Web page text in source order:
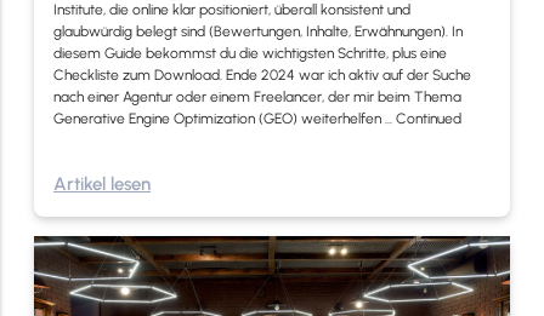
Institute, die online klar positioniert, überall konsistent und
glaubwürdig belegt sind (Bewertungen, Inhalte, Erwähnungen). In
diesem Guide bekommst du die wichtigsten Schritte, plus eine
Checkliste zum Download. Ende 2024 war ich aktiv auf der Suche
nach einer Agentur oder einem Freelancer, der mir beim Thema
Generative Engine Optimization (GEO) weiterhelfen … Continued
Artikel lesen